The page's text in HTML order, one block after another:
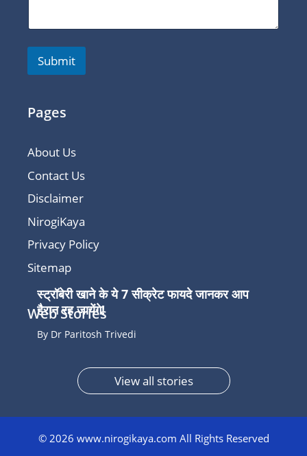
Submit
Pages
About Us
Contact Us
Disclaimer
NirogiKaya
Privacy Policy
Sitemap
Web Stories
स्ट्रॉबेरी खाने के ये 7 सीक्रेट फायदे जानकर आप
हैरान रह जायेंगे!
By Dr Paritosh Trivedi
View all stories
© 2026 www.nirogikaya.com All Rights Reserved